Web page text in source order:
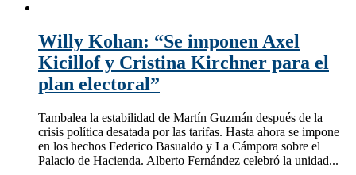
Willy Kohan: “Se imponen Axel
Kicillof y Cristina Kirchner para el
plan electoral”
Tambalea la estabilidad de Martín Guzmán después de la
crisis política desatada por las tarifas. Hasta ahora se impone
en los hechos Federico Basualdo y La Cámpora sobre el
Palacio de Hacienda. Alberto Fernández celebró la unidad...